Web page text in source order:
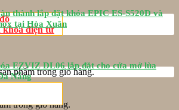
phẩm trong giỏ hàng.
trong giỏ hàng.
khóa điện tử
thành lắp đặt khóa EPIC ES-S520D và
tại Hòa Xuân
EZVIZ DL06 lắp đặt cho cửa mở lùa
Nẵng